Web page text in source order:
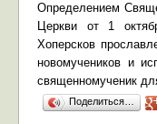
Определением
Церкви от 1
Хоперсков
новомучеников и
священномученик
Поделиться…